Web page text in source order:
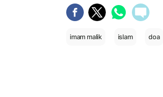
imam malik islam doa